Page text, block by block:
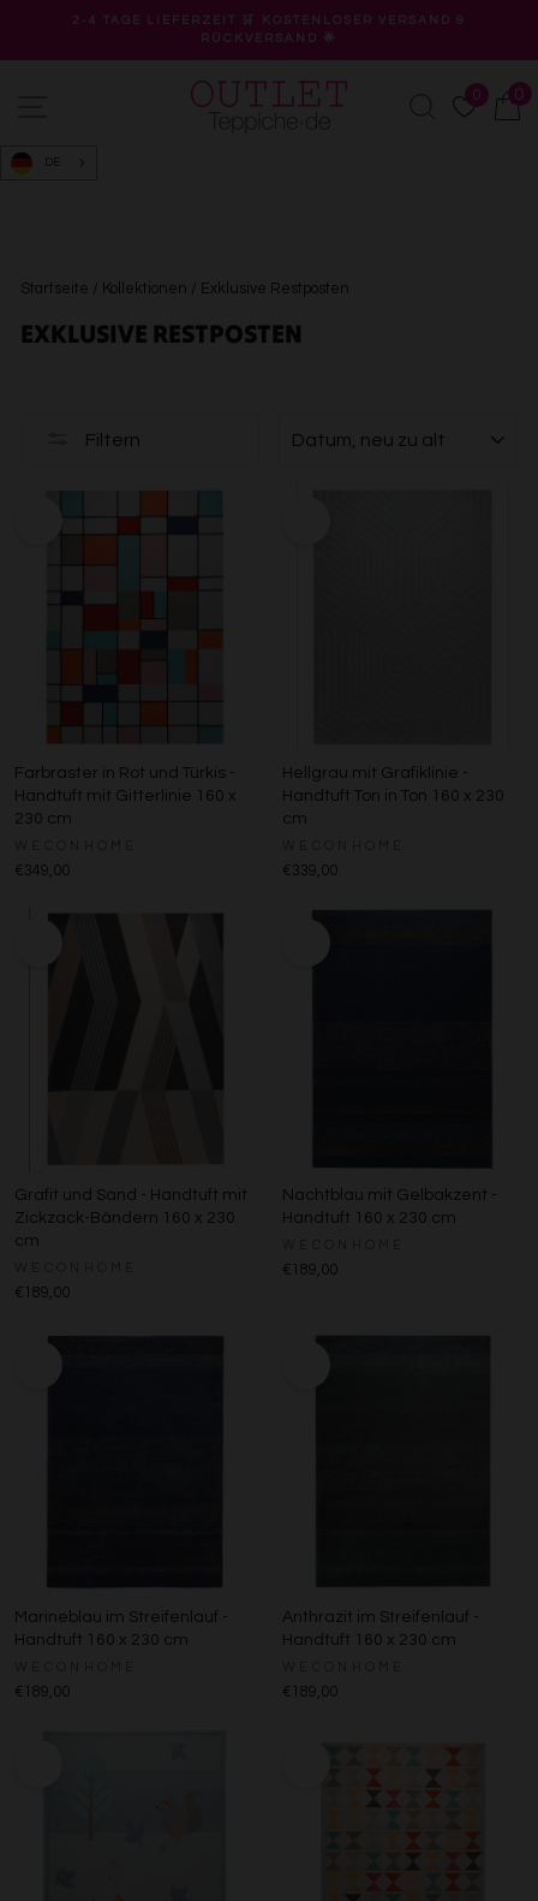
Inhalt
Pause
2-4 TAGE LIEFERZEIT 🛒 KOSTENLOSER VERSAND &
RÜCKVERSAND 🌟
Suche
0 0
Startseite / Kollektionen / Exklusive Restposten
EXKLUSIVE RESTPOSTEN
Filtern
Farbraster in Rot und Türkis -
Handtuft mit Gitterlinie 160 x
230 cm
€349,00
Hellgrau mit Grafiklinie -
Handtuft Ton in Ton 160 x 230
cm
€339,00
Grafit und Sand - Handtuft mit
Zickzack-Bändern 160 x 230
cm
€189,00
Nachtblau mit Gelbakzent -
Handtuft 160 x 230 cm
€189,00
Marineblau im Streifenlauf -
Handtuft 160 x 230 cm
€189,00
Anthrazit im Streifenlauf -
Handtuft 160 x 230 cm
€189,00